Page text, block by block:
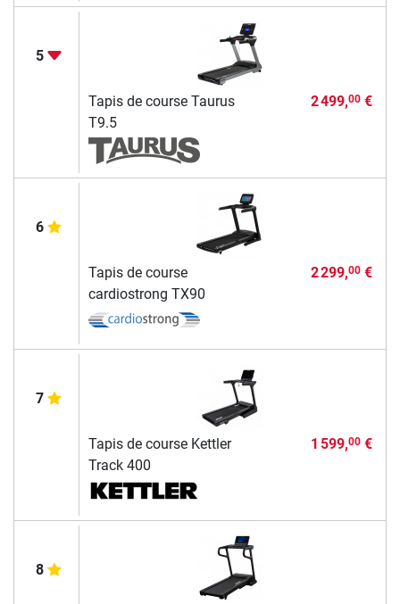
5
Tapis de course Taurus
T9.5
2 499,00€
6
Tapis de course
cardiostrong TX90
2 299,00€
7
Tapis de course Kettler
Track 400
1 599,00€
8